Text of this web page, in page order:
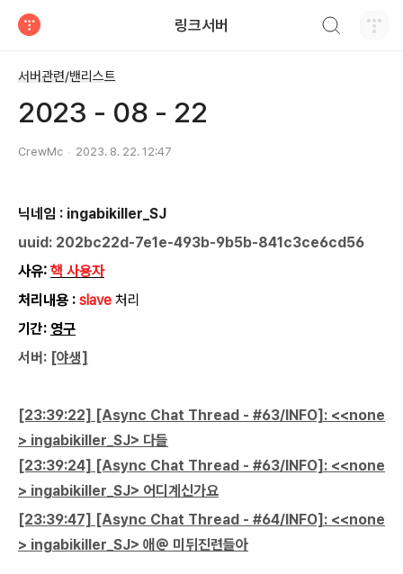
링크서버
서버관련/밴리스트
2023 - 08 - 22
CrewMc 2023. 8. 22. 12:47
닉네임 : ingabikiller_SJ
uuid: 202bc22d-7e1e-493b-9b5b-841c3ce6cd56
사유: 핵 사용자
처리내용 : slave 처리
기간: 영구
서버: [야생]
[23:39:22] [Async Chat Thread - #63/INFO]: <<none
> ingabikiller_SJ> 다들
[23:39:24] [Async Chat Thread - #63/INFO]: <<none
> ingabikiller_SJ> 어디계신가요
[23:39:47] [Async Chat Thread - #64/INFO]: <<none
> ingabikiller_SJ> 애@ 미뒤진련들아